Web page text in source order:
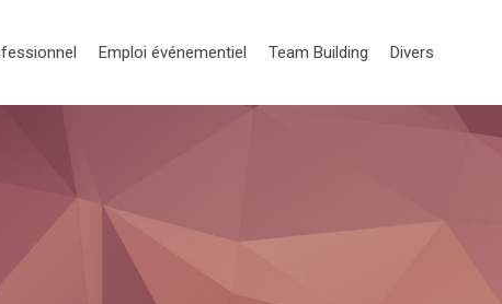
Emploi événementiel Team Building Divers